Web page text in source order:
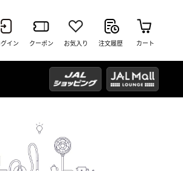
イン クーポン お気入り 注文履歴 カート